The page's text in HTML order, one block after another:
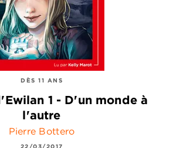
DÈS 11 ANS
1 - D'un monde à
l'autre
Pierre Bottero